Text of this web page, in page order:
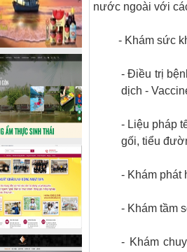
nước ngoài với
- Khám sức
- Điều trị
dịch -
- Liệu pháp
gối, tiểu
- Khám phát
- Khám tầm
- Khám